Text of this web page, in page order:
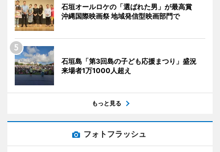
石垣オールロケの「選ばれた男」が最高賞
沖縄国際映画祭 地域発信型映画部門で
石垣島「第3回島の子ども応援まつり」盛況
来場者1万1000人超え
もっと見る
フォトフラッシュ